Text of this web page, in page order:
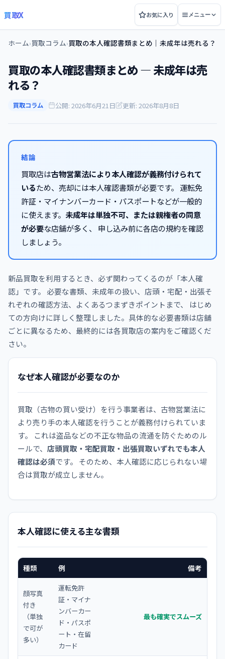
買取X お気に入り メニュー
ホーム›買取コラム›買取の本人確認書類まとめ｜未成年は売れる？
買取の本人確認書類まとめ — 未成年は売
れる？
買取コラム 公開: 2026年6月21日 更新: 2026年8月8日
結論
買取店は古物営業法により本人確認が義務付けられて
いるため、売却には本人確認書類が必要です。 運転免
許証・マイナンバーカード・パスポートなどが一般的
に使えます。 未成年は単独不可、または親権者の同意
が必要な店舗が多く、 申し込み前に各店の規約を確認
しましょう。
新品買取を利用するとき、必ず関わってくるのが「本人確
認」です。 必要な書類、未成年の扱い、店頭・宅配・出張そ
れぞれの確認方法、よくあるつまずきポイントまで、 はじめ
ての方向けに詳しく整理しました。具体的な必要書類は店舗
ごとに異なるため、最終的には各買取店の案内をご確認くだ
さい。
なぜ本人確認が必要なのか
買取（古物の買い受け）を行う事業者は、古物営業法に
より売り手の本人確認を行うことが義務付けられていま
す。 これは盗品などの不正な物品の流通を防ぐためのル
ールで、 店頭買取・宅配買取・出張買取いずれでも本人
確認は必須です。 そのため、本人確認に応じられない場
合は買取が成立しません。
本人確認に使える主な書類
種類 例 備考
顔写真
付き
（単独
で可が
多い）
運転免許
証・マイナ
ンバーカー
ド・パスポ
ート・在留
カード
最も確実でスムーズ